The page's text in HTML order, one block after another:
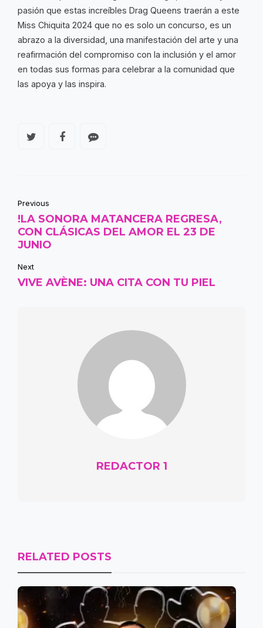
pasión que estas increíbles Drag Queens traerán a este
Miss Chiquita 2024 que no es solo un concurso, es un
abrazo a la diversidad, una manifestación del arte y una
reafirmación del compromiso con la inclusión y el amor
en todas sus formas para celebrar a la comunidad que
las apoya y las inspira.
Previous
!LA SONORA MATANCERA REGRESA,
CON CLÁSICAS DEL AMOR EL 23 DE
JUNIO
Next
VIVE AVÈNE: UNA CITA CON TU PIEL
REDACTOR 1
RELATED POSTS